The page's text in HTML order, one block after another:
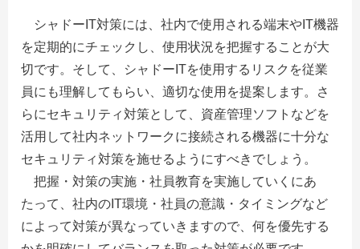
シャドーIT対策には、社内で使用される端末やIT機器
を定期的にチェックし、使用状況を把握することが大
切です。そして、シャドーITを使用するリスクを従業
員にも理解してもらい、適切な使用を提案します。さ
らにセキュリティ対策として、資産管理ソフトなどを
活用して社内ネットワークに接続される機器に十分な
セキュリティ対策を施せるようにすべきでしょう。
把握・対策の実施・社員教育を実施していくにあ
たって、社内のIT環境・社員の意識・タイミングなど
によって対策が異なっていきますので、何を優先する